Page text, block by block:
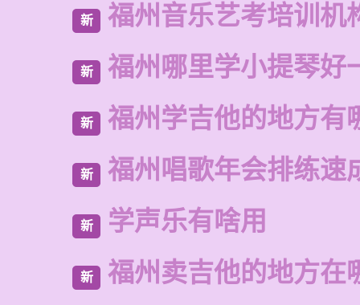
新 福州音乐艺考培训机
新 福州哪里学小提琴好
新 福州学吉他的地方有
新 福州唱歌年会排练速
新 学声乐有啥用
新 福州卖吉他的地方在